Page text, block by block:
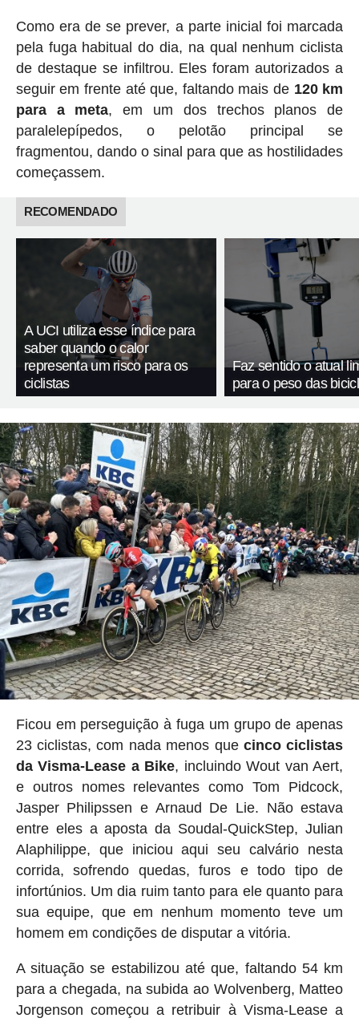
Como era de se prever, a parte inicial foi marcada
pela fuga habitual do dia, na qual nenhum ciclista
de destaque se infiltrou. Eles foram autorizados a
seguir em frente até que, faltando mais de 120 km
para a meta, em um dos trechos planos de
paralelepípedos, o pelotão principal se
fragmentou, dando o sinal para que as hostilidades
começassem.
RECOMENDADO
A UCI utiliza esse índice para
saber quando o calor
representa um risco para os
ciclistas
Faz sentido o atual
para o peso das
Ficou em perseguição à fuga um grupo de apenas
23 ciclistas, com nada menos que cinco ciclistas
da Visma-Lease a Bike, incluindo Wout van Aert,
e outros nomes relevantes como Tom Pidcock,
Jasper Philipssen e Arnaud De Lie. Não estava
entre eles a aposta da Soudal-QuickStep, Julian
Alaphilippe, que iniciou aqui seu calvário nesta
corrida, sofrendo quedas, furos e todo tipo de
infortúnios. Um dia ruim tanto para ele quanto para
sua equipe, que em nenhum momento teve um
homem em condições de disputar a vitória.
A situação se estabilizou até que, faltando 54 km
para a chegada, na subida ao Wolvenberg, Matteo
Jorgenson começou a retribuir à Visma-Lease a